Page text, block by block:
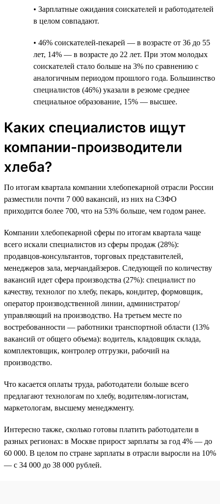
• Зарплатные ожидания соискателей и работодателей
в целом совпадают.
• 46% соискателей-пекарей — в возрасте от 36 до 55
лет, 14% — в возрасте до 22 лет. При этом молодых
соискателей стало больше на 3% по сравнению с
аналогичным периодом прошлого года. Большинство
специалистов (46%) указали в резюме среднее
специальное образование, 15% — высшее.
Каких специалистов ищут
компании-производители
хлеба?
По итогам квартала компании хлебопекарной отрасли России
разместили почти 7 000 вакансий, из них на СЗФО
приходится более 700, что на 53% больше, чем годом ранее.
Компании хлебопекарной сферы по итогам квартала чаще
всего искали специалистов из сферы продаж (28%):
продавцов-консультантов, торговых представителей,
менеджеров зала, мерчандайзеров. Следующей по количеству
вакансий идет сфера производства (27%): специалист по
качеству, технолог по хлебу, пекарь, кондитер, формовщик,
оператор производственной линии, администратор/
управляющий на производство. На третьем месте по
востребованности — работники транспортной области (13%
вакансий от общего объема): водитель, кладовщик склада,
комплектовщик, контролер отгрузки, рабочий на
производство.
Что касается оплаты труда, работодатели больше всего
предлагают технологам по хлебу, водителям-логистам,
маркетологам, высшему менеджменту.
Интересно также, сколько готовы платить работодатели в
разных регионах: в Москве прирост зарплаты за год 4% — до
60 000. В целом по стране зарплаты в отрасли выросли на 10%
— с 34 000 до 38 000 рублей.